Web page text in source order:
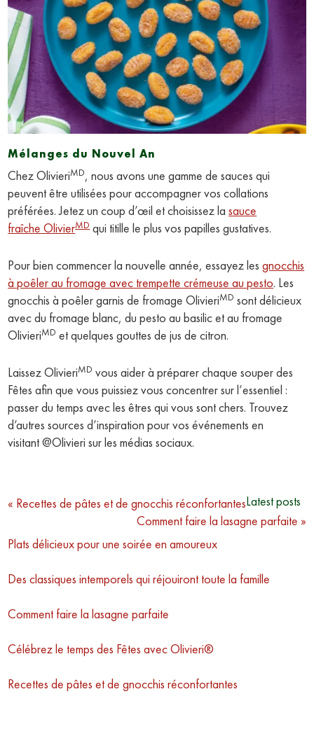
Mélanges du Nouvel An
Chez OlivieriMD, nous avons une gamme de sauces qui
peuvent être utilisées pour accompagner vos collations
préférées. Jetez un coup d’œil et choisissez lasauce
fraîche OlivierMDqui titille le plus vos papilles gustatives.
Pour bien commencer la nouvelle année, essayez lesgnocchis
à poêler au fromage avec trempette crémeuse au pesto. Les
gnocchis à poêler garnis de fromage OlivieriMD sont délicieux
avec du fromage blanc, du pesto au basilic et au fromage
OlivieriMD et quelques gouttes de jus de citron.
Laissez OlivieriMD vous aider à préparer chaque souper des
Fêtes afin que vous puissiez vous concentrer sur l’essentiel :
passer du temps avec les êtres qui vous sont chers. Trouvez
d’autres sources d’inspiration pour vos événements en
visitant @Olivieri sur les médias sociaux.
Post
navigation
« Recettes de pâtes et de gnocchis réconfortantes
Comment faire la lasagne parfaite »
Latest posts
Plats délicieux pour une soirée en amoureux
Des classiques intemporels qui réjouiront toute la famille
Comment faire la lasagne parfaite
Célébrez le temps des Fêtes avec Olivieri®
Recettes de pâtes et de gnocchis réconfortantes